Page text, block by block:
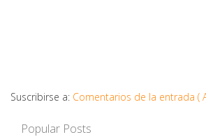
Suscribirse a: Comentarios de la entrada (
Popular Posts